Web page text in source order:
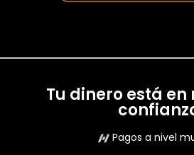
Tu dinero está en
Pagos a nivel